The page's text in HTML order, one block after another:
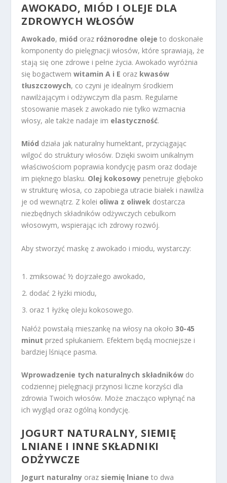
AWOKADO, MIÓD I OLEJE DLA
ZDROWYCH WŁOSÓW
Awokado, miód oraz różnorodne oleje to doskonałe
komponenty do pielęgnacji włosów, które sprawiają, że
stają się one zdrowe i pełne życia. Awokado wyróżnia
się bogactwemwitamin A i E oraz kwasów
tłuszczowych, co czyni je idealnym środkiem
nawilżającym i odżywczym dla pasm. Regularne
stosowanie masek z awokado nie tylko wzmacnia
włosy, ale także nadaje im elastyczność.
Miód działa jak naturalny humektant, przyciągając
wilgoć do struktury włosów. Dzięki swoim unikalnym
właściwościom poprawia kondycję pasm oraz dodaje
im pięknego blasku. Olej kokosowy penetruje głęboko
w strukturę włosa, co zapobiega utracie białek i nawilża
je od wewnątrz. Z kolei oliwa z oliwek dostarcza
niezbędnych składników odżywczych cebulkom
włosowym, wspierając ich zdrowy rozwój.
Aby stworzyć maskę z awokado i miodu, wystarczy:
zmiksować ½ dojrzałego awokado,
dodać 2 łyżki miodu,
oraz 1 łyżkę oleju kokosowego.
Nałóż powstałą mieszankę na włosy na około30-45
minut przed spłukaniem. Efektem będą mocniejsze i
bardziej lśniące pasma.
Wprowadzenie tych naturalnych składników do
codziennej pielęgnacji przynosi liczne korzyści dla
zdrowia Twoich włosów. Może znacząco wpłynąć na
ich wygląd oraz ogólną kondycję.
JOGURT NATURALNY, SIEMIĘ
LNIANE I INNE SKŁADNIKI
ODŻYWCZE
Jogurt naturalny oraz siemię lniane to dwa